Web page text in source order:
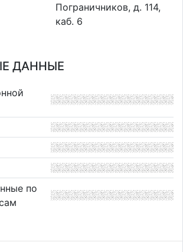
Пограничников, д. 114,
каб. 6
ДАННЫЕ
по